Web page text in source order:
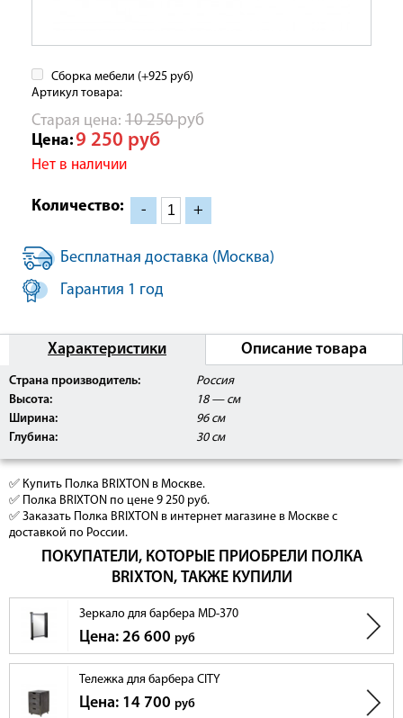
Сборка мебели (+925 руб)
Артикул товара:
Cтарая цена: 10 250руб
Цена:9 250 руб
Нет в наличии
Количество: - +
Бесплатная доставка (Москва)
Гарантия 1 год
Характеристики Описание товара
Страна производитель:
Россия
Высота:
18 — см
Ширина:
96 см
Глубина:
30 см
✅ Купить Полка BRIXTON в Москве.
✅ Полка BRIXTON по цене 9 250 руб.
✅ Заказать Полка BRIXTON в интернет магазине в Москве с
доставкой по России.
ПОКУПАТЕЛИ, КОТОРЫЕ ПРИОБРЕЛИ ПОЛКА
BRIXTON, ТАКЖЕ КУПИЛИ
Зеркало для барбера MD-370
Цена: 26 600 руб
Тележка для барбера CITY
Цена: 14 700 руб